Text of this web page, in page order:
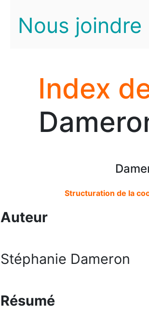
Nous joindre
Index
Structuration de la
Auteur
Stéphanie Dameron
Résumé